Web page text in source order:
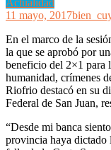
11 mayo, 2017
En el marco de la
la que se aprobó por
beneficio del 2×1 para
humanidad, crímenes
Riofrio destacó en su
Federal de San Juan,
“Desde mi banca
provincia haya